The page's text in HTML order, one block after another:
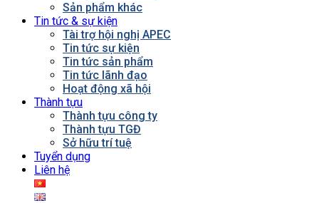
Sản phẩm khác
Tin tức & sự kiện
Tài trợ hội nghị APEC
Tin tức sự kiện
Tin tức sản phẩm
Tin tức lãnh đạo
Hoạt động xã hội
Thành tựu
Thành tựu công ty
Thành tựu TGĐ
Sở hữu trí tuệ
Tuyển dụng
Liên hệ